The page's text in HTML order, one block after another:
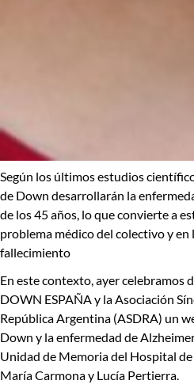
Según los últimos estudios
de Down desarrollarán la
de los 45 años, lo que convierte a
problema médico del colectivo y en
fallecimiento
En este contexto, ayer celebramos
DOWN ESPAÑA y la Asociación
República Argentina (ASDRA) un
Down y la enfermedad de
Unidad de Memoria del Hospital de
María Carmona y Lucía Pertierra.